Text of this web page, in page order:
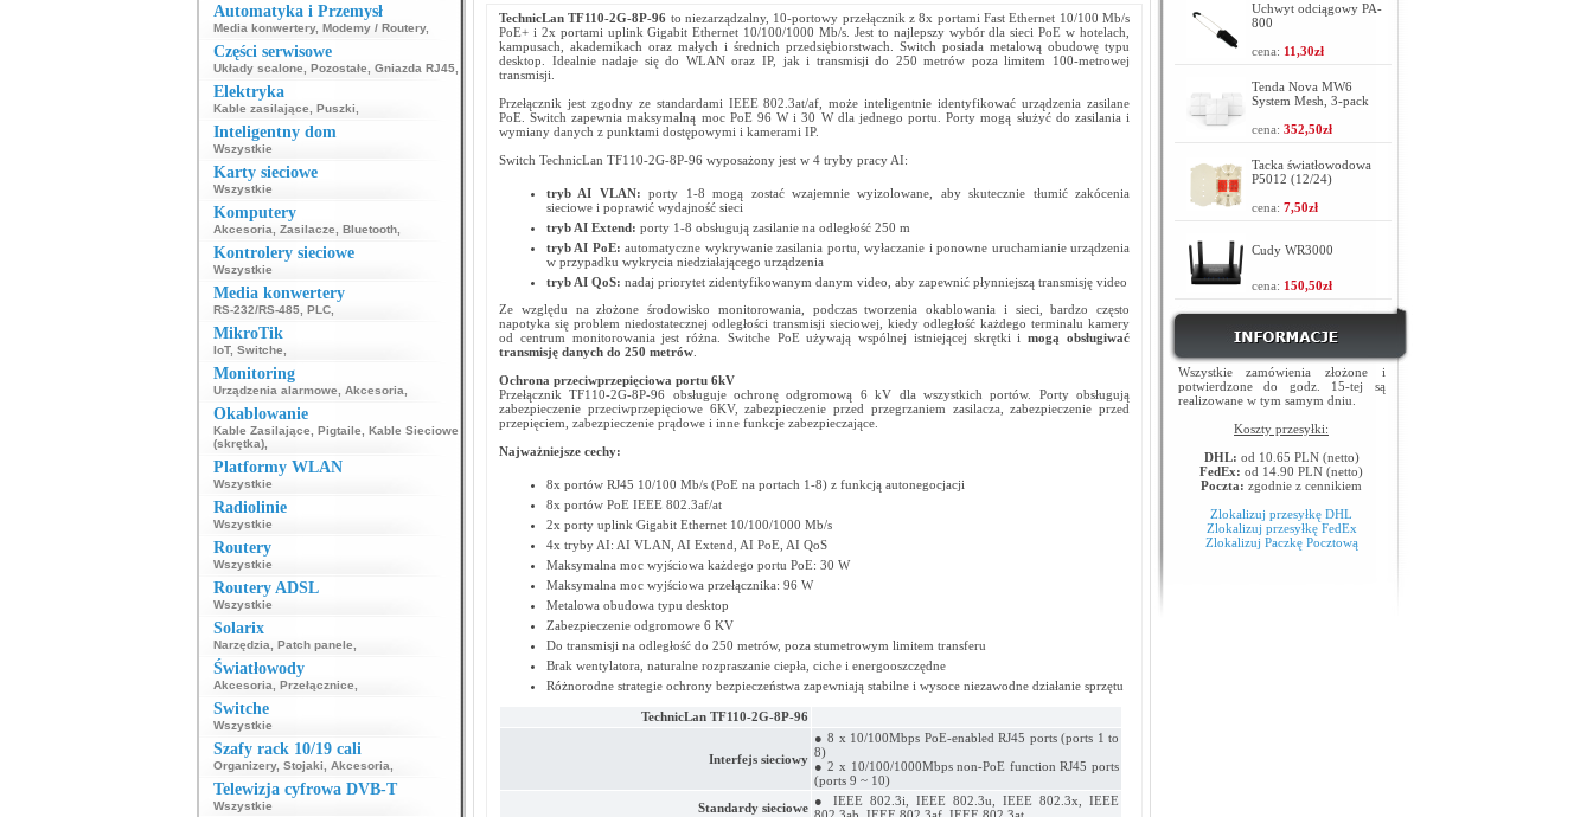
Automatyka i Przemysł
Media konwertery, Modemy / Routery,
Części serwisowe
Układy scalone Pozostałe Gniazda RJ45,
Elektryka
Kable zasilające Puszki
Inteligentny dom
Wszystkie
Karty sieciowe
Wszystkie
Komputery
Akcesoria Zasilacze Bluetooth,
Kontrolery sieciowe
Wszystkie
Media konwertery
RS-232/RS-485, PLC,
MikroTik
IoT, Switche
Monitoring
Urządzenia alarmowe Akcesoria
Okablowanie
Kable Zasilające Pigtaile
Kable Sieciowe
(skrętka),
Platformy WLAN
Wszystkie
Radiolinie
Wszystkie
Routery
Wszystkie
Routery ADSL
Wszystkie
Solarix
Narzędzia Patch panele
Światłowody
Akcesoria Przełącznice
Switche
Wszystkie
Szafy rack 10/19 cali
Organizery, Stojaki Akcesoria
Telewizja cyfrowa DVB-T
Wszystkie
TechnicLan TF110-2G-8P-96 to niezarządzalny, 10-portowy przełącznik z 8x portami Fast Ethernet 10/100 Mb/s
PoE+ i 2x portami uplink Gigabit Ethernet 10/100/1000 Mb/s. Jest to najlepszy wybór dla sieci PoE w hotelach,
kampusach, akademikach oraz małych i średnich przedsiębiorstwach. Switch posiada metalową obudowę typu
desktop. Idealnie nadaje się do WLAN oraz IP, jak i transmisji do 250 metrów poza limitem 100-metrowej
transmisji.
Przełącznik jest zgodny ze standardami IEEE 802.3at/af, może inteligentnie identyfikować urządzenia zasilane
PoE. Switch zapewnia maksymalną moc PoE 96 W i 30 W dla jednego portu. Porty mogą służyć do zasilania i
wymiany danych z punktami dostępowymi i kamerami IP.
Switch TechnicLan TF110-2G-8P-96 wyposażony jest w 4 tryby pracy AI:
tryb AI VLAN:porty 1-8 mogą zostać wzajemnie wyizolowane, aby skutecznie tłumić zakócenia
sieciowe i poprawić wydajność sieci
tryb AI Extend: porty 1-8 obsługują zasilanie na odległość 250 m
tryb AI PoE:automatyczne wykrywanie zasilania portu, wyłaczanie i ponowne uruchamianie urządzenia
w przypadku wykrycia niedziałającego urządzenia
tryb AI QoS: nadaj priorytet zidentyfikowanym danym video, aby zapewnić płynniejszą transmisję video
Ze względu na złożone środowisko monitorowania, podczas tworzenia okablowania i sieci, bardzo często
napotyka się problem niedostatecznej odległości transmisji sieciowej, kiedy odległość każdego terminalu kamery
od centrum monitorowania jest różna. Switche PoE używają wspólnej istniejącej skrętki imogą obsługiwać
transmisję danych do 250 metrów
Ochrona przeciwprzepięciowa portu 6kV
Przełącznik TF110-2G-8P-96 obsługuje ochronę odgromową 6 kV dla wszystkich portów. Porty obsługują
zabezpieczenie przeciwprzepięciowe 6KV, zabezpieczenie przed przegrzaniem zasilacza, zabezpieczenie przed
przepięciem, zabezpieczenie prądowe i inne funkcje zabezpieczające.
Najważniejsze cechy:
8x portów RJ45 10/100 Mb/s (PoE na portach 1-8) z funkcją autonegocjacji
8x portów PoE IEEE 802.3af/at
2x porty uplink Gigabit Ethernet 10/100/1000 Mb/s
4x tryby AI: AI VLAN, AI Extend, AI PoE, AI QoS
Maksymalna moc wyjściowa każdego portu PoE: 30 W
Maksymalna moc wyjściowa przełącznika: 96 W
Metalowa obudowa typu desktop
Zabezpieczenie odgromowe 6 KV
Do transmisji na odległość do 250 metrów, poza stumetrowym limitem transferu
Brak wentylatora, naturalne rozpraszanie ciepła, ciche i energooszczędne
Różnorodne strategie ochrony bezpieczeństwa zapewniają stabilne i wysoce niezawodne działanie sprzętu
TechnicLan TF110-2G-8P-96
Interfejs sieciowy
● 8 x 10/100Mbps PoE-enabled RJ45 ports (ports 1 to
8)
● 2 x 10/100/1000Mbps non-PoE function RJ45 ports
(ports 9 ~ 10)
Standardy sieciowe ● IEEE 802.3i, IEEE 802.3u, IEEE 802.3x, IEEE
Uchwyt odciągowy PA-
800
cena: 11,30zł
Tenda Nova MW6
System Mesh, 3-pack
cena: 352,50zł
Tacka światłowodowa
P5012 (12/24)
cena: 7,50zł
Cudy WR3000
cena: 150,50zł
Wszystkie zamówienia złożone i
potwierdzone do godz. 15-tej są
realizowane w tym samym dniu.
Koszty przesyłki:
DHL: od 10.65 PLN (netto)
FedEx: od 14.90 PLN (netto)
Poczta: zgodnie z cennikiem
Zlokalizuj przesyłkę DHL
Zlokalizuj przesyłkę FedEx
Zlokalizuj Paczkę Pocztową